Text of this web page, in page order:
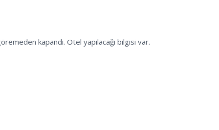
kapandı. Otel yapılacağı bilgisi var.